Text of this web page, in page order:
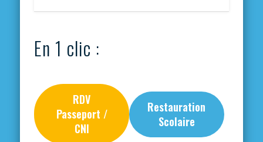
En 1 clic :
RDV
Passeport /
CNI
Restauration
Scolaire